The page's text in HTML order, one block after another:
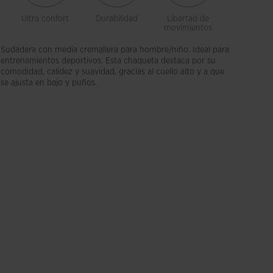
Ultra confort Durabilidad
Libertad de
movimientos
Sudadera con media cremallera para hombre/niño. Ideal para
entrenamientos deportivos. Esta chaqueta destaca por su
comodidad, calidez y suavidad, gracias al cuello alto y a que
se ajusta en bajo y puños.